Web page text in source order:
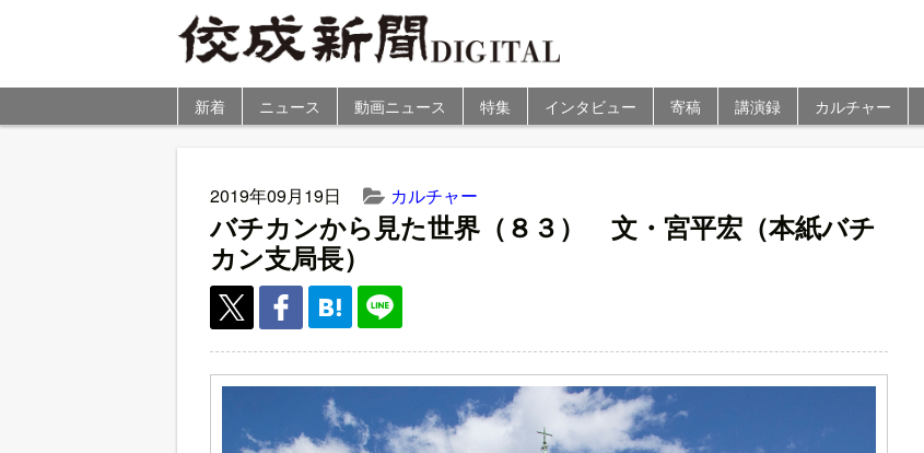
新着 ニュース 動画ニュース 特集 インタビュー 寄稿 講演録 カルチャー
2019年09月19日 カルチャー
バチカンから見た世界（８３） 文・宮平宏（本紙バチ
カン支局長）